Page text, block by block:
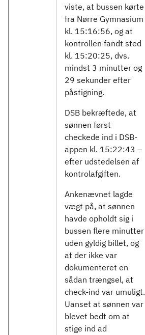
viste, at bussen kørte
fra Nørre Gymnasium
kl. 15:16:56, og at
kontrollen fandt sted
kl. 15:20:25, dvs.
mindst 3 minutter og
29 sekunder efter
påstigning.
DSB bekræftede, at
sønnen først
checkede ind i DSB-
appen kl. 15:22:43 –
efter udstedelsen af
kontrolafgiften.
Ankenævnet lagde
vægt på, at sønnen
havde opholdt sig i
bussen flere minutter
uden gyldig billet, og
at der ikke var
dokumenteret en
sådan trængsel, at
check-ind var umuligt.
Uanset at sønnen var
blevet bedt om at
stige ind ad